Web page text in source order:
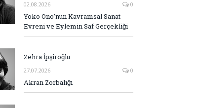
02.08.2026 0
Yoko Ono’nun Kavramsal Sanat
Evreni ve Eylemin Saf Gerçekliği
Zehra İpşiroğlu
27.07.2026 0
Akran Zorbalığı